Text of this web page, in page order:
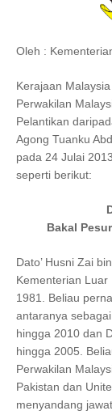
Oleh :
Kerajaan
Perwakilan
Pelantikan
Agong Tuanku
pada 24 Julai
seperti berikut:
Bakal
Dato’ Husni Zai
Kementerian
1981. Beliau
antaranya
hingga 2010 dan
hingga 2005.
Perwakilan
Pakistan dan
menyandang